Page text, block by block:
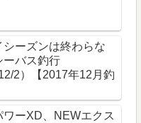
シーズンは終わらな
ーバス釣行
2）【2017年12月釣
ワーXD、NEWエクス